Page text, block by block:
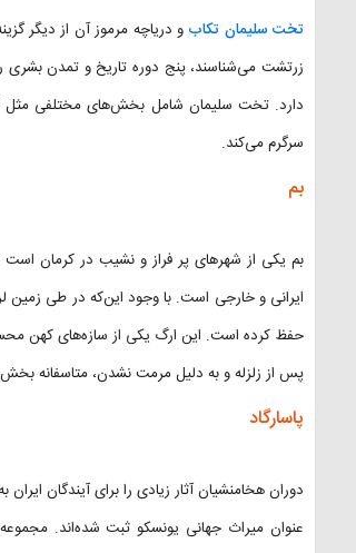
تخت سلیمان تکاب و دریاچه مرموز آن از دیگر
دارد. تخت سلیمان شامل بخش‌های مختلفی مثل
سرگرم می‌کند.
بم
بم یکی از شهرهای پر فراز و نشیب در کرمان است
ایرانی و خارجی است. با وجود این‌که در طی زمین‌
حفظ کرده است. این ارگ یکی از سازه‌های کهن
پس از زلزله و به دلیل مرمت نشدن، متاسفانه بخش
پاسارگاد
دوران هخامنشیان آثار زیادی را برای آیندگان
عنوان میراث جهانی یونسکو ثبت شده‌اند.